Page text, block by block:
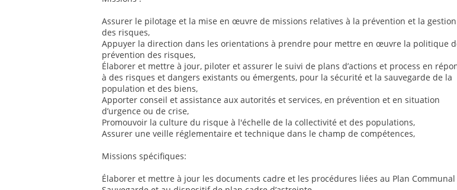
Assurer le pilotage et la mise en œuvre de missions relatives à la prévention et la gestion
des risques,
Appuyer la direction dans les orientations à prendre pour mettre en œuvre la politique
prévention des risques,
Élaborer et mettre à jour, piloter et assurer le suivi de plans d’actions et process en
à des risques et dangers existants ou émergents, pour la sécurité et la sauvegarde de la
population et des biens,
Apporter conseil et assistance aux autorités et services, en prévention et en situation
d’urgence ou de crise,
Promouvoir la culture du risque à l'échelle de la collectivité et des populations,
Assurer une veille réglementaire et technique dans le champ de compétences,
Missions spécifiques:
Élaborer et mettre à jour les documents cadre et les procédures liées au Plan Communal